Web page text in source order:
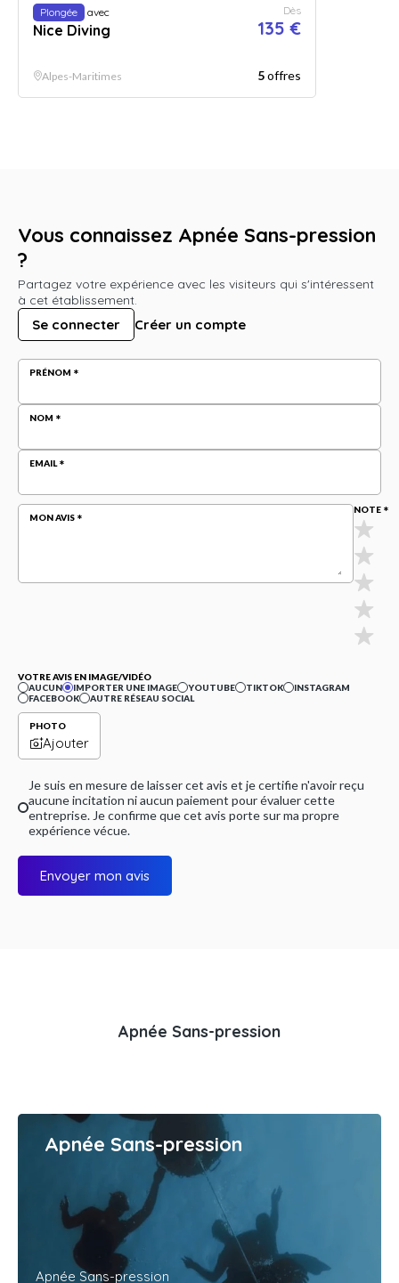
Plongée avec
Nice Diving
Dès
135 €
Alpes-Maritimes 5offres
Vous connaissez Apnée Sans-pression
?
Partagez votre expérience avec les visiteurs qui s'intéressent
à cet établissement.
Se connecter Créer un compte
PRÉNOM
NOM
EMAIL
MON AVIS
NOTE
VOTRE AVIS EN IMAGE/VIDÉO
AUCUN
IMPORTER UNE IMAGE YOUTUBE TIKTOK
INSTAGRAM
FACEBOOK
AUTRE RÉSEAU SOCIAL
PHOTO
Ajouter
Je suis en mesure de laisser cet avis et je certifie n'avoir reçu
aucune incitation ni aucun paiement pour évaluer cette
entreprise. Je confirme que cet avis porte sur ma propre
expérience vécue.
Envoyer mon avis
Apnée Sans-pression
Apnée Sans-pression
Apnée Sans-pression